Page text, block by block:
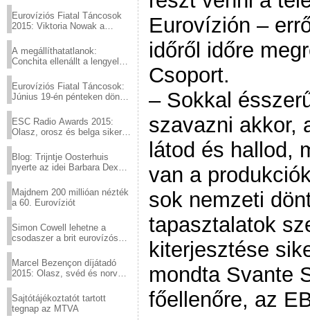
Eurovíziós Fiatal Táncosok
2015: Viktoria Nowak a
A megállíthatatlanok:
Conchita ellenállt a lengyel
Eurovíziós Fiatal Táncosok:
Június 19-én pénteken döntő
ESC Radio Awards 2015:
Olasz, orosz és belga siker,
Blog: Trijntje Oosterhuis
nyerte az idei Barbara Dex
Majdnem 200 millióan nézték
a 60. Eurovíziót
Simon Cowell lehetne a
csodaszer a brit eurovízós
Marcel Bezençon díjátadó
2015: Olasz, svéd és norvég
Sajtótájékoztatót tartott
tegnap az MTVA
Eurovízión –
időről időre
Csoport.
– Sokkal
szavazni akkor,
látod és hallod,
van a
sok nemzeti
tapasztalatok
kiterjesztése
mondta Svante
főellenőre, az